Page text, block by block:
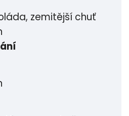
zemitější chuť